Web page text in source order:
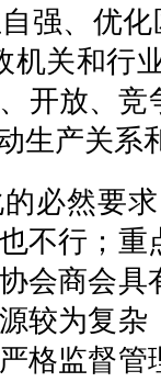
强、优
机关和行
开放、
生产关系
然要求
不行；
会商会
较为复
格监督